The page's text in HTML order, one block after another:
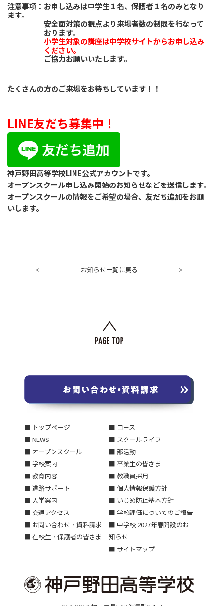
注意事項 ：お申し込みは中学生１名、保護者１名のみとなり
ます。
安全面対策の観点より来場者数の制限を行なって
おります。
小学生対象の講座は中学校サイトからお申し込み
ください。
ご協力お願いいたします。
たくさんの方のご来場をお待ちしています！！
LINE友だち募集中！
神戸野田高等学校LINE公式アカウントです。
オープンスクール申し込み開始のお知らせなどを送信します。
オープンスクールの情報をご希望の場合、友だち追加をお願
いします。
< お知らせ一覧に戻る >
■ トップページ
■ NEWS
■ オープンスクール
■ 学校案内
■ 教育内容
■ 進路サポート
■ 入学案内
■ 交通アクセス
■ お問い合わせ・資料請求
■ 在校生・保護者の皆さま
■ コース
■ スクールライフ
■ 部活動
■ 卒業生の皆さま
■ 教職員採用
■ 個人情報保護方針
■ いじめ防止基本方針
■ 学校評価についてのご報告
■ 中学校 2027年春開設のお
知らせ
■ サイトマップ